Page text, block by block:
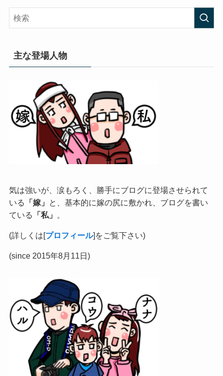
主な登場人物
気は強いが、涙もろく、勝手にブログに登場させられて
いる
「嫁」
と、基本的に嫁の尻に敷かれ、ブログを書い
ている
「私」
(詳しくは[プロフィール]をご覧下さい)
(since 2015年8月11日)